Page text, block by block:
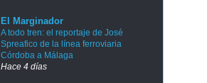
El Marginador
A todo tren: el reportaje de José
Spreafico de la línea ferroviaria
Córdoba a Málaga
Hace 4 días